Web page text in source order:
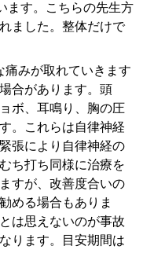
ます。こちらの先生方
ました。整体だけで
痛みが取れていきます
合があります。頭
ボ、耳鳴り、胸の圧
。これらは自律神経
張により自律神経の
ち打ち同様に治療を
すが、改善度合いの
める場合もありま
は思えないのが事故
ります。目安期間は